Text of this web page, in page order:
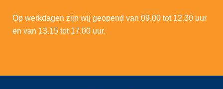
Op werkdagen zijn wij geopend van 09.00 tot 12.30 uur
en van 13.15 tot 17.00 uur.